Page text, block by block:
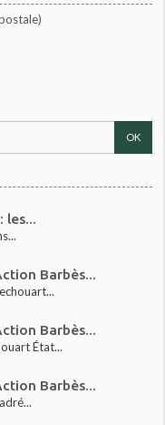
les...
Barbès...
Barbès...
État...
Barbès...